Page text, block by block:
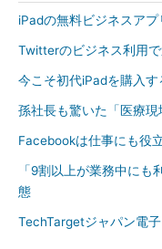
iPadの無料ビジネスア
Twitterのビジネス利用
今こそ初代iPadを購入
孫社長も驚いた「医療
Facebookは仕事にも役
「9割以上が業務中に
態
TechTargetジャパン電